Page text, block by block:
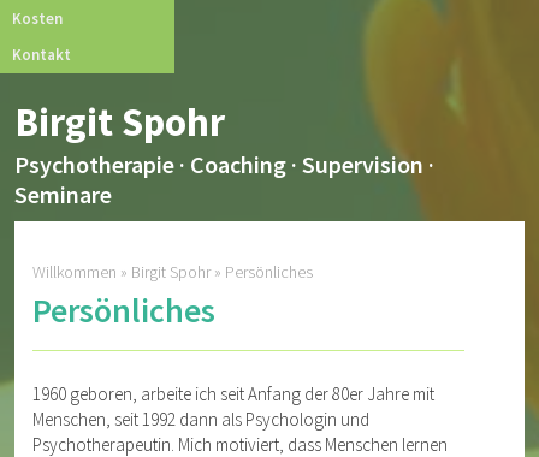
Kosten
Kontakt
Birgit Spohr
Psychotherapie · Coaching · Supervision ·
Seminare
Willkommen » Birgit Spohr» Persönliches
Persönliches
1960 geboren, arbeite ich seit Anfang der 80er Jahre mit
Menschen, seit 1992 dann als Psychologin und
Psychotherapeutin. Mich motiviert, dass Menschen lernen